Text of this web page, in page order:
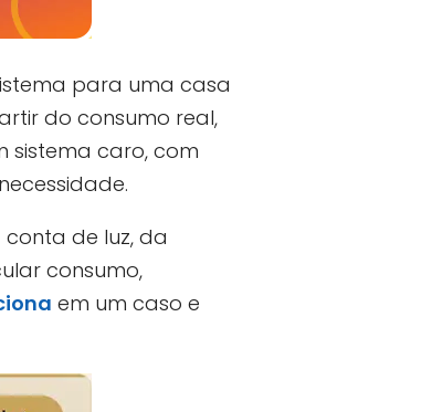
para uma casa
do consumo real,
sistema caro, com
de luz, da
consumo,
em um caso e